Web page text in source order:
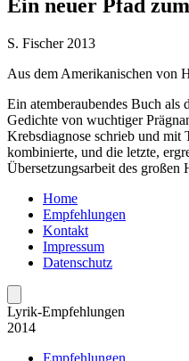
Ein neuer Pfad
S. Fischer 2013
Aus dem Amerikanischen von
Ein atemberaubendes Buch als
Gedichte von wuchtiger
Krebsdiagnose schrieb und
kombinierte, und die letzte,
Übersetzungsarbeit des großen
Home
Empfehlungen
Kontakt
Impressum
Datenschutz
Lyrik-Empfeh­lungen
2014
Empfehlungen